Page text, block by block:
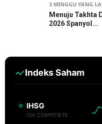
3 MINGGU YANG
Menuju Takhta
2026 Spanyol...
Indeks Saham
IHSG
IDX COMPOSITE